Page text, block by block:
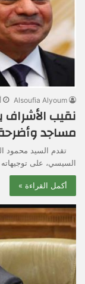
Alsoufia Alyoum
نقيب الأشراف
مساجد
تقدم السيد محمود
السيسي، على
أكمل القراءة »